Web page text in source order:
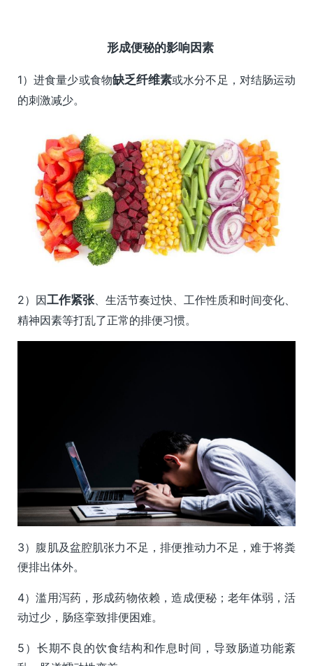
形成便秘的影响因素
1）进食量少或食物缺乏纤维素或水分不足，对结肠运动
的刺激减少。
2）因工作紧张、生活节奏过快、工作性质和时间变化、
精神因素等打乱了正常的排便习惯。
3）腹肌及盆腔肌张力不足，排便推动力不足，难于将粪
便排出体外。
4）滥用泻药，形成药物依赖，造成便秘；老年体弱，活
动过少，肠痉挛致排便困难。
5）长期不良的饮食结构和作息时间，导致肠道功能紊